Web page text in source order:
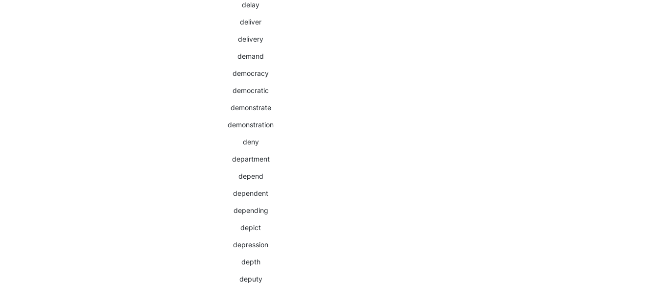
delay
deliver
delivery
demand
democracy
democratic
demonstrate
demonstration
deny
department
depend
dependent
depending
depict
depression
depth
deputy